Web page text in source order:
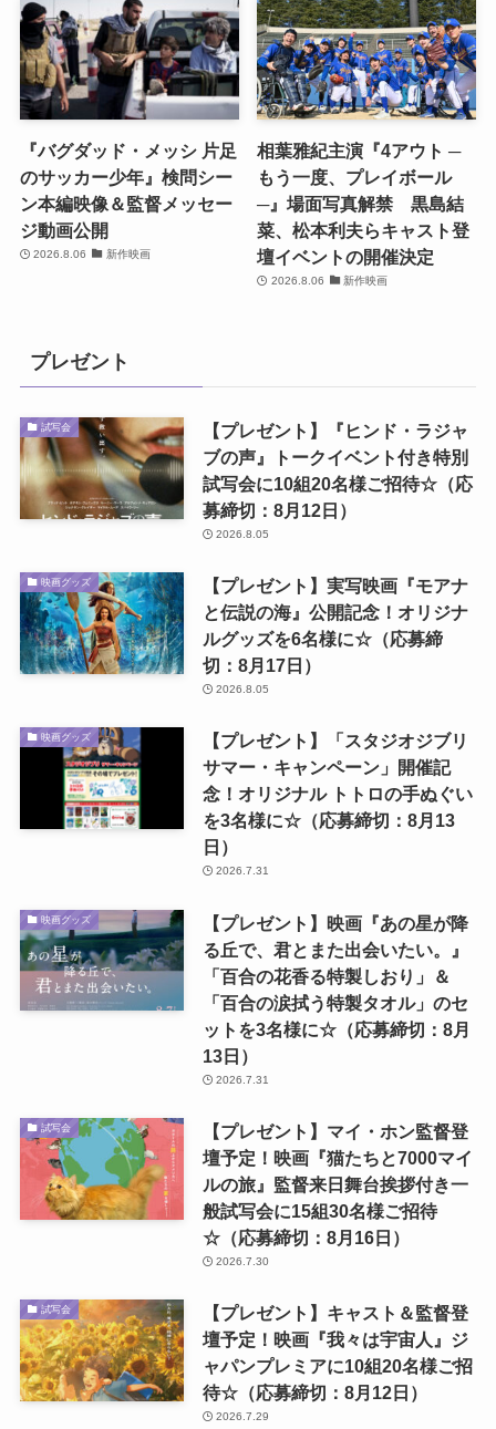
『バグダッド・メッシ 片足
のサッカー少年』検問シー
ン本編映像＆監督メッセー
ジ動画公開
2026.8.06 新作映画
相葉雅紀主演『4アウト ─
もう一度、プレイボール
─』場面写真解禁 黒島結
菜、松本利夫らキャスト登
壇イベントの開催決定
2026.8.06 新作映画
プレゼント
試写会
【プレゼント】『ヒンド・ラジャ
ブの声』トークイベント付き特別
試写会に10組20名様ご招待☆（応
募締切：8月12日）
2026.8.05
映画グッズ
【プレゼント】実写映画『モアナ
と伝説の海』公開記念！オリジナ
ルグッズを6名様に☆（応募締
切：8月17日）
2026.8.05
映画グッズ
【プレゼント】「スタジオジブリ
サマー・キャンペーン」開催記
念！オリジナル トトロの手ぬぐい
を3名様に☆（応募締切：8月13
日）
2026.7.31
映画グッズ
【プレゼント】映画『あの星が降
る丘で、君とまた出会いたい。』
「百合の花香る特製しおり」＆
「百合の涙拭う特製タオル」のセ
ットを3名様に☆（応募締切：8月
13日）
2026.7.31
試写会
【プレゼント】マイ・ホン監督登
壇予定！映画『猫たちと7000マイ
ルの旅』監督来日舞台挨拶付き一
般試写会に15組30名様ご招待
☆（応募締切：8月16日）
2026.7.30
試写会
【プレゼント】キャスト＆監督登
壇予定！映画『我々は宇宙人』ジ
ャパンプレミアに10組20名様ご招
待☆（応募締切：8月12日）
2026.7.29